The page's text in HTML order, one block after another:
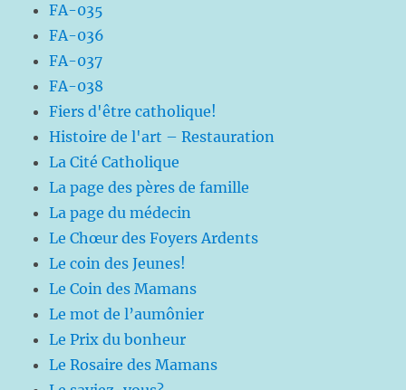
FA-035
FA-036
FA-037
FA-038
Fiers d'être catholique!
Histoire de l'art – Restauration
La Cité Catholique
La page des pères de famille
La page du médecin
Le Chœur des Foyers Ardents
Le coin des Jeunes!
Le Coin des Mamans
Le mot de l’aumônier
Le Prix du bonheur
Le Rosaire des Mamans